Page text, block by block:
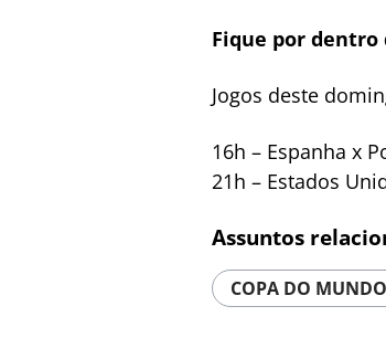
Fique por dentro
Jogos deste
16h – Espanha x
21h – Estados
Assuntos
COPA DO